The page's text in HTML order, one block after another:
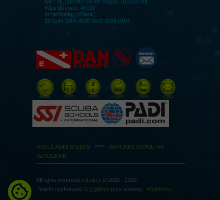
NIP: PL 118-082-76-28; Regon: 012333784;
Wpis do ewid.: 46132
nr rachunku (mBank)
10 1140 2004 0000 3502 3006 9194
REGULAMIN SKLEPU ***** WARUNKI ZAPISU NA
SZKOLENIE
All rights reserved naLofoty.pl 2015 - 2020
Projekt i wykonanie G@g@tek przy pomocy: WebWave